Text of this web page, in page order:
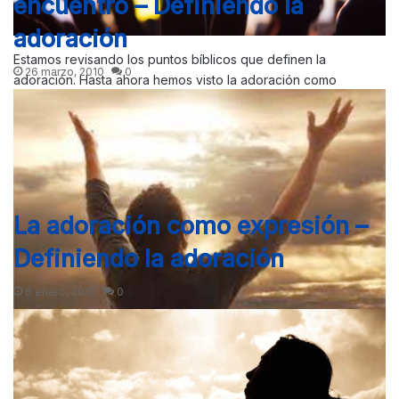
Estamos revisando los puntos bíblicos que definen la
adoración. Hasta ahora hemos visto la adoración como
exaltación, como expresión y como encuentro. Otra de las…
adoración
26 marzo, 2010 0
Hasta ahora, hemos visto la adoración como exaltación y como
expresión. Si juntamos esos dos aspectos veremos como con
La adoración como expresión –
Definiendo la adoración
8 enero, 2010 0